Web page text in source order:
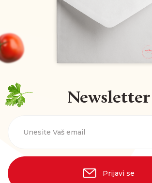
Newsletter
Unesite Vaš email
Prijavi se